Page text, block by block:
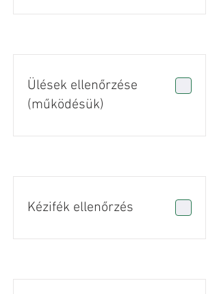
Ülések ellenőrzése
(működésük)
Kézifék ellenőrzés